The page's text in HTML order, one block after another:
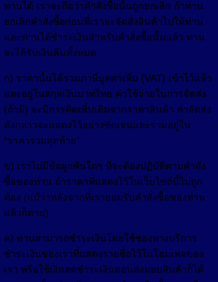
ท่านได้ เราจะถือว่าคำสั่งซื้อนั้นถูกยกเลิก ถ้าท่าน
ยกเลิกคำสั่งซื้อก่อนที่เราจะจัดสั่งสินค้าไปให้ท่าน
และท่านได้ชำระเงินสำหรับคำสั่งซื้อนั้นแล้ว ท่าน
จะได้รับเงินคืนทั้งหมด
ก) ราคานั้นได้รวมภาษีมูลค่าเพิ่ม (VAT) เข้าไว้แล้ว
และอยู่ในสกุลเงินบาทไทย ค่าใช้จ่ายในการจัดส่ง
(ถ้ามี) จะมีการคิดเพิ่มเติมจากราคาสินค้า ค่าจัดส่ง
ดังกล่าวจะแสดงไว้อย่างชัดเจนและรวมอยู่ใน
“ราคารวมสุดท้าย”
ข) เราไม่มีข้อผูกพันใดๆ ที่จะต้องปฏิบัติตามคำสั่ง
ซื้อของท่าน ถ้าราคาที่แสดงไว้ในเว็บไซต์นี้ไม่ถูก
ต้อง (แม้ว่าหลังจากที่เรายอมรับคำสั่งซื้อของท่าน
แล้วก็ตาม)
ค) ท่านสามารถชำระเงินโดยใช้ช่องทางบริการ
ชำระเงินของเราที่แสดงรายชื่อไว้ในโฮมเพจของ
เรา หรือใช้เงินสดชำระเงินตอนส่งมอบสินค้าก็ได้